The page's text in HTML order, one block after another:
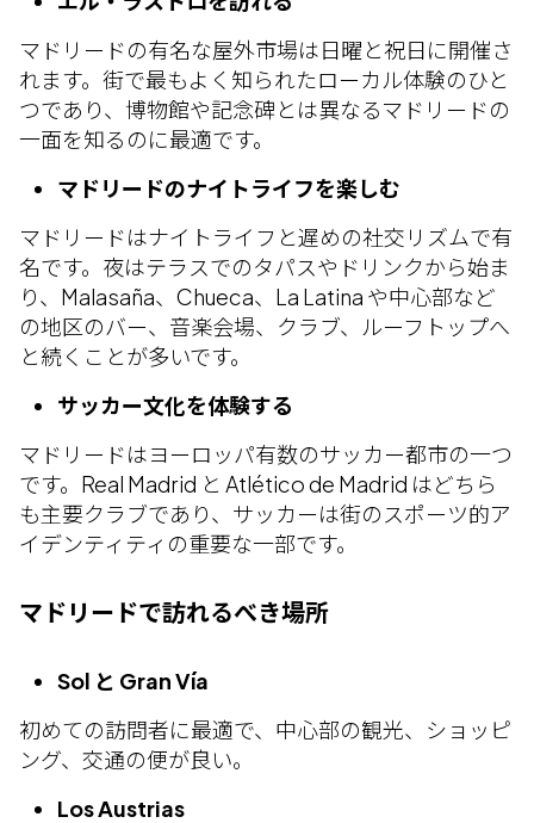
マドリードの有名な屋外市場は日曜と祝日に開催さ
れます。街で最もよく知られたローカル体験のひと
つであり、博物館や記念碑とは異なるマドリードの
一面を知るのに最適です。
マドリードのナイトライフを楽しむ
マドリードはナイトライフと遅めの社交リズムで有
名です。夜はテラスでのタパスやドリンクから始ま
り、Malasaña、Chueca、La Latina や中心部など
の地区のバー、音楽会場、クラブ、ルーフトップへ
と続くことが多いです。
サッカー文化を体験する
マドリードはヨーロッパ有数のサッカー都市の一つ
です。Real Madrid と Atlético de Madrid はどちら
も主要クラブであり、サッカーは街のスポーツ的ア
イデンティティの重要な一部です。
マドリードで訪れるべき場所
Sol と Gran Vía
初めての訪問者に最適で、中心部の観光、ショッピ
ング、交通の便が良い。
Los Austrias